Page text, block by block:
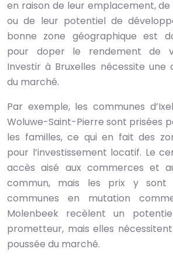
en raison de leur emplacement,
ou de leur potentiel de
bonne zone géographique est
pour doper le rendement de
Investir à Bruxelles nécessite une
du marché.
Par exemple, les communes
Woluwe-Saint-Pierre sont prisées
les familles, ce qui en fait des
pour l’investissement locatif. Le
accès aisé aux commerces et
commun, mais les prix y sont
communes en mutation
Molenbeek recèlent un
prometteur, mais elles
poussée du marché.